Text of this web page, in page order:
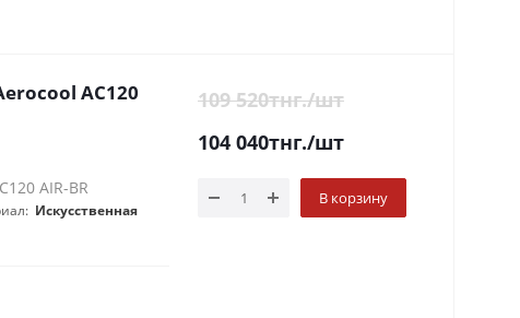
AC120
AIR-BR
Искусственная
109 520тнг./шт
104 040тнг./шт
В корзину